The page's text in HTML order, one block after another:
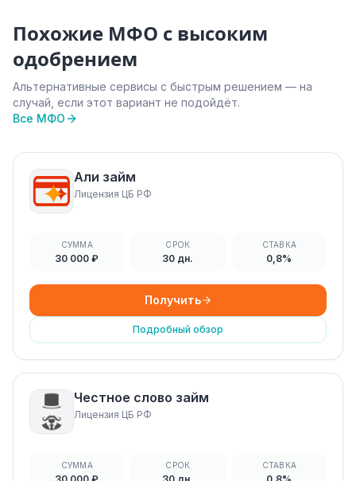
Похожие МФО с высоким
одобрением
Альтернативные сервисы с быстрым решением — на
случай, если этот вариант не подойдёт.
Все МФО
Али займ
Лицензия ЦБ РФ
СУММА
30 000 ₽
СРОК
30 дн.
СТАВКА
0,8%
Получить
Подробный обзор
Честное слово займ
Лицензия ЦБ РФ
СУММА СРОК СТАВКА